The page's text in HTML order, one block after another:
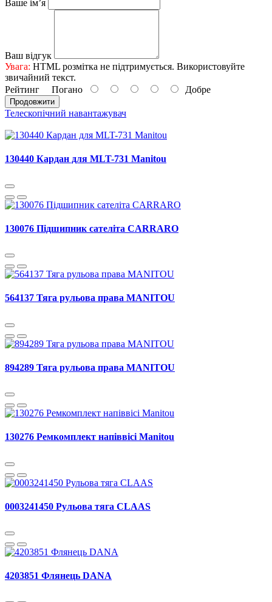
Ваше ім’я
Ваш відгук
Увага: HTML розмітка не підтримується. Використовуйте
звичайний текст.
Рейтинг Погано Добре
Продовжити
Телескопічний навантажувач
130440 Кардан для MLT-731 Manitou
130076 Підшипник сателіта CARRARO
564137 Тяга рульова права MANITOU
894289 Тяга рульова права MANITOU
130276 Ремкомплект напіввісі Manitou
0003241450 Рульова тяга CLAAS
4203851 Флянець DANA